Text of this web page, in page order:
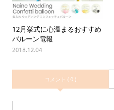
12月挙式に心温まるおすすめ
バルーン電報
2018.12.04
コメント ( 0 )